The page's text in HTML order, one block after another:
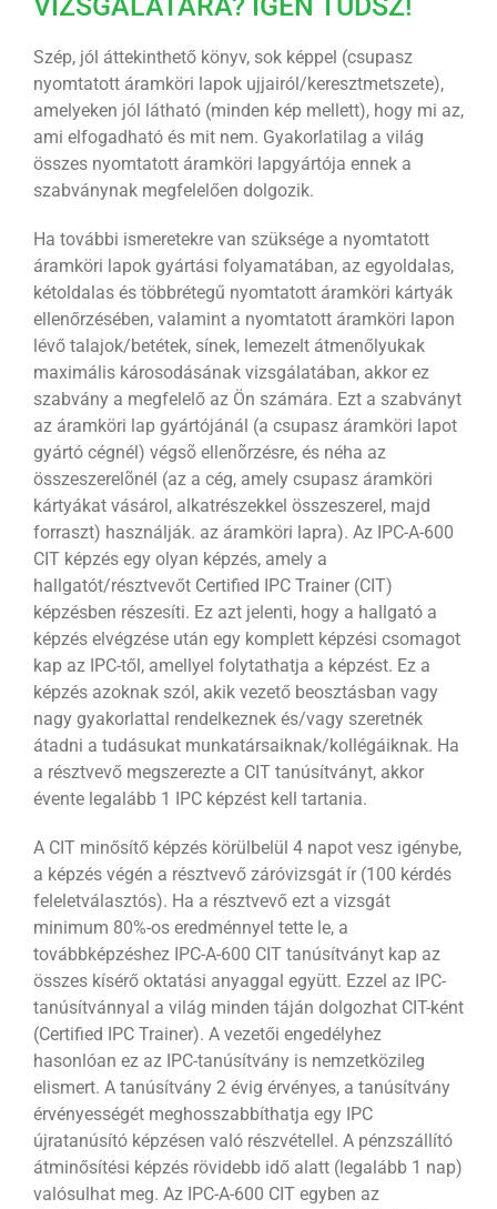
VIZSGÁLATÁRA? IGEN TUDSZ!
Szép, jól áttekinthető könyv, sok képpel (csupasz
nyomtatott áramköri lapok ujjairól/keresztmetszete),
amelyeken jól látható (minden kép mellett), hogy mi az,
ami elfogadható és mit nem. Gyakorlatilag a világ
összes nyomtatott áramköri lapgyártója ennek a
szabványnak megfelelően dolgozik.
Ha további ismeretekre van szüksége a nyomtatott
áramköri lapok gyártási folyamatában, az egyoldalas,
kétoldalas és többrétegű nyomtatott áramköri kártyák
ellenőrzésében, valamint a nyomtatott áramköri lapon
lévő talajok/betétek, sínek, lemezelt átmenőlyukak
maximális károsodásának vizsgálatában, akkor ez
szabvány a megfelelő az Ön számára. Ezt a szabványt
az áramköri lap gyártójánál (a csupasz áramköri lapot
gyártó cégnél) végsõ ellenõrzésre, és néha az
összeszerelõnél (az a cég, amely csupasz áramköri
kártyákat vásárol, alkatrészekkel összeszerel, majd
forraszt) használják. az áramköri lapra). Az IPC-A-600
CIT képzés egy olyan képzés, amely a
hallgatót/résztvevőt Certified IPC Trainer (CIT)
képzésben részesíti. Ez azt jelenti, hogy a hallgató a
képzés elvégzése után egy komplett képzési csomagot
kap az IPC-től, amellyel folytathatja a képzést. Ez a
képzés azoknak szól, akik vezető beosztásban vagy
nagy gyakorlattal rendelkeznek és/vagy szeretnék
átadni a tudásukat munkatársaiknak/kollégáiknak. Ha
a résztvevő megszerezte a CIT tanúsítványt, akkor
évente legalább 1 IPC képzést kell tartania.
A CIT minősítő képzés körülbelül 4 napot vesz igénybe,
a képzés végén a résztvevő záróvizsgát ír (100 kérdés
feleletválasztós). Ha a résztvevő ezt a vizsgát
minimum 80%-os eredménnyel tette le, a
továbbképzéshez IPC-A-600 CIT tanúsítványt kap az
összes kísérő oktatási anyaggal együtt. Ezzel az IPC-
tanúsítvánnyal a világ minden táján dolgozhat CIT-ként
(Certified IPC Trainer). A vezetői engedélyhez
hasonlóan ez az IPC-tanúsítvány is nemzetközileg
elismert. A tanúsítvány 2 évig érvényes, a tanúsítvány
érvényességét meghosszabbíthatja egy IPC
újratanúsító képzésen való részvétellel. A pénzszállító
átminősítési képzés rövidebb idő alatt (legalább 1 nap)
valósulhat meg. Az IPC-A-600 CIT egyben az